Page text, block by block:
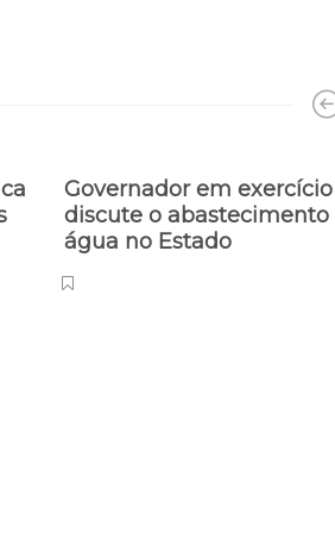
Governador em exercício
discute o abastecimento
água no Estado